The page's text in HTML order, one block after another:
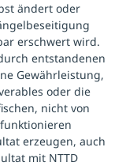
ändert oder
erschwert wird.
entstandenen
Gewährleistung,
oder die
nicht von
erzeugen, auch
mit NTTD